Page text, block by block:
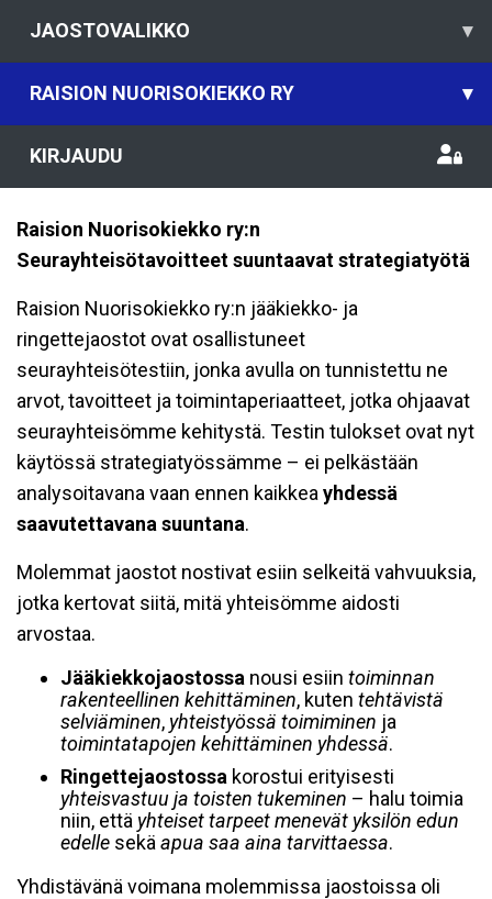
JAOSTOVALIKKO ▾
RAISION NUORISOKIEKKO RY ▾
KIRJAUDU
Raision Nuorisokiekko ry:n
Seurayhteisötavoitteet suuntaavat strategiatyötä
Raision Nuorisokiekko ry:n jääkiekko- ja
ringettejaostot ovat osallistuneet
seurayhteisötestiin, jonka avulla on tunnistettu ne
arvot, tavoitteet ja toimintaperiaatteet, jotka ohjaavat
seurayhteisömme kehitystä. Testin tulokset ovat nyt
käytössä strategiatyössämme – ei pelkästään
analysoitavana vaan ennen kaikkea yhdessä
saavutettavana suuntana.
Molemmat jaostot nostivat esiin selkeitä vahvuuksia,
jotka kertovat siitä, mitä yhteisömme aidosti
arvostaa.
Jääkiekkojaostossa nousi esiin toiminnan
rakenteellinen kehittäminen, kuten tehtävistä
selviäminen, yhteistyössä toimiminen ja
toimintatapojen kehittäminen yhdessä.
Ringettejaostossa korostui erityisesti
yhteisvastuu ja toisten tukeminen – halu toimia
niin, että yhteiset tarpeet menevät yksilön edun
edelle sekä apua saa aina tarvittaessa.
Yhdistävänä voimana molemmissa jaostoissa oli